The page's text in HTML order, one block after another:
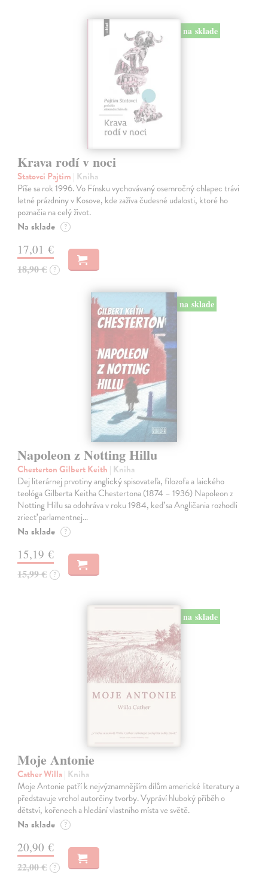
na sklade
Krava rodí v noci
Statovci Pajtim | Kniha
Píše sa rok 1996. Vo Fínsku vychovávaný osemročný chlapec trávi
letné prázdniny v Kosove, kde zažíva čudesné udalosti, ktoré ho
poznačia na celý život.
Na sklade ?
17,01 €
18,90 € ?
na sklade
Napoleon z Notting Hillu
Chesterton Gilbert Keith | Kniha
Dej literárnej prvotiny anglický spisovateľa, filozofa a laického
teológa Gilberta Keitha Chestertona (1874 – 1936) Napoleon z
Notting Hillu sa odohráva v roku 1984, keď sa Angličania rozhodli
zriecť parlamentnej…
Na sklade ?
15,19 €
15,99 € ?
na sklade
Moje Antonie
Cather Willa| Kniha
Moje Antonie patří k nejvýznamnějším dílům americké literatury a
představuje vrchol autorčiny tvorby. Vypráví hluboký příběh o
dětství, kořenech a hledání vlastního místa ve světě.
Na sklade ?
20,90 €
22,00 € ?